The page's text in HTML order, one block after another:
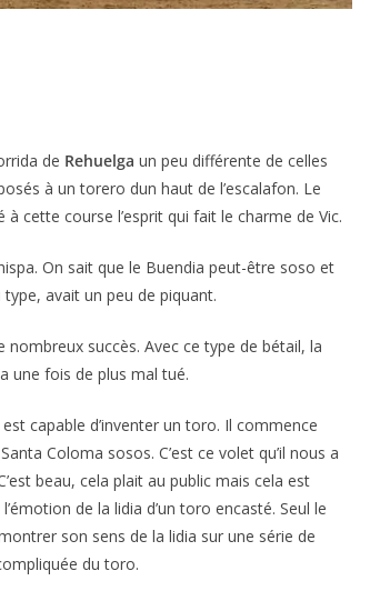
de Rehuelga un peu différente de celles
à un torero dun haut de l’escalafon. Le
cette course l’esprit qui fait le charme de Vic.
On sait que le Buendia peut-être soso et
avait un peu de piquant.
succès. Avec ce type de bétail, la
une fois de plus mal tué.
capable d’inventer un toro. Il commence
Coloma sosos. C’est ce volet qu’il nous a
beau, cela plait au public mais cela est
de la lidia d’un toro encasté. Seul le
son sens de la lidia sur une série de
du toro.